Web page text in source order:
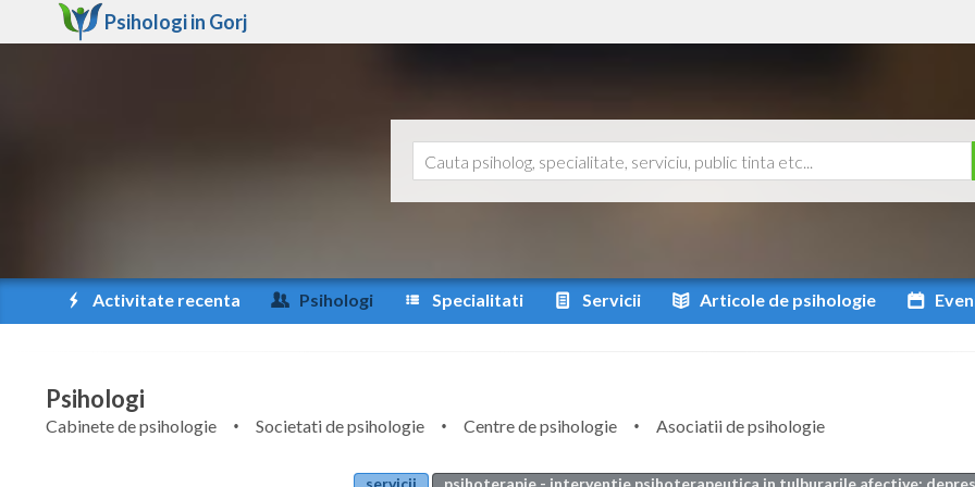
Psihologi in Gorj
Activitate recenta Psihologi Specialitati Servicii Articole de psihologie
Psihologi
Cabinete de psihologie Societati de psihologie Centre de psihologie
Asociatii de psihologie
servicii
psihoterapie - interventie psihoterapeutica in tulburarile afective: